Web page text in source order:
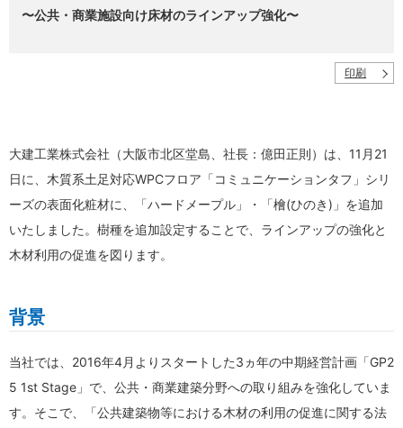
〜公共・商業施設向け床材のラインアップ強化〜
印刷
大建工業株式会社（大阪市北区堂島、社長：億田正則）は、11月21
日に、木質系土足対応WPCフロア「コミュニケーションタフ」シリ
ーズの表面化粧材に、「ハードメープル」・「檜(ひのき)」を追加
いたしました。樹種を追加設定することで、ラインアップの強化と
木材利用の促進を図ります。
背景
当社では、2016年4月よりスタートした3ヵ年の中期経営計画「GP2
5 1st Stage」で、公共・商業建築分野への取り組みを強化していま
す。そこで、「公共建築物等における木材の利用の促進に関する法